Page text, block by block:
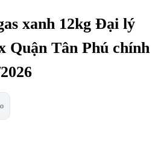
xanh 12kg Đại lý
Quận Tân Phú chính